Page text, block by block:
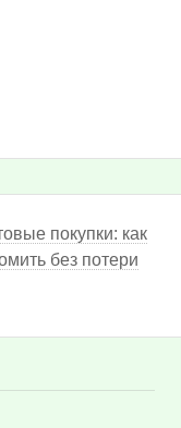
покупки: как
без потери